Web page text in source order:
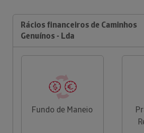
Rácios financeiros de Caminhos
Genuínos - Lda
Fundo de Maneio